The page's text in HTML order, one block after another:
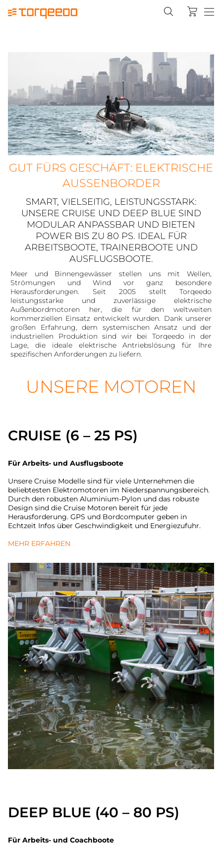
GUT FÜRS GESCHÄFT: ELEKTRISCHE
AUSSENBORDER
SMART, VIELSEITIG, LEISTUNGSSTARK:
UNSERE CRUISE UND DEEP BLUE SIND
MODULAR ANPASSBAR UND BIETEN
POWER BIS ZU 80 PS. IDEAL FÜR
ARBEITSBOOTE, TRAINERBOOTE UND
AUSFLUGSBOOTE.
Meer und Binnengewässer stellen uns mit Wellen,
Strömungen und Wind vor ganz besondere
Herausforderungen. Seit 2005 stellt Torqeedo
leistungsstarke und zuverlässige elektrische
Außenbordmotoren her, die für den weltweiten
kommerziellen Einsatz entwickelt wurden. Dank unserer
großen Erfahrung, dem systemischen Ansatz und der
industriellen Produktion sind wir bei Torqeedo in der
Lage, die ideale elektrische Antriebslösung für Ihre
spezifischen Anforderungen zu liefern.
UNSERE MOTOREN
CRUISE (6 – 25 PS)
Für Arbeits- und Ausflugsboote
Unsere Cruise Modelle sind für viele Unternehmen die
beliebtesten Elektromotoren im Niederspannungsbereich.
Durch den robusten Aluminium-Pylon und das robuste
Design sind die Cruise Motoren bereit für jede
Herausforderung. GPS und Bordcomputer geben in
Echtzeit Infos über Geschwindigkeit und Energiezufuhr.
MEHR ERFAHREN
DEEP BLUE (40 – 80 PS)
Für Arbeits- und Coachboote